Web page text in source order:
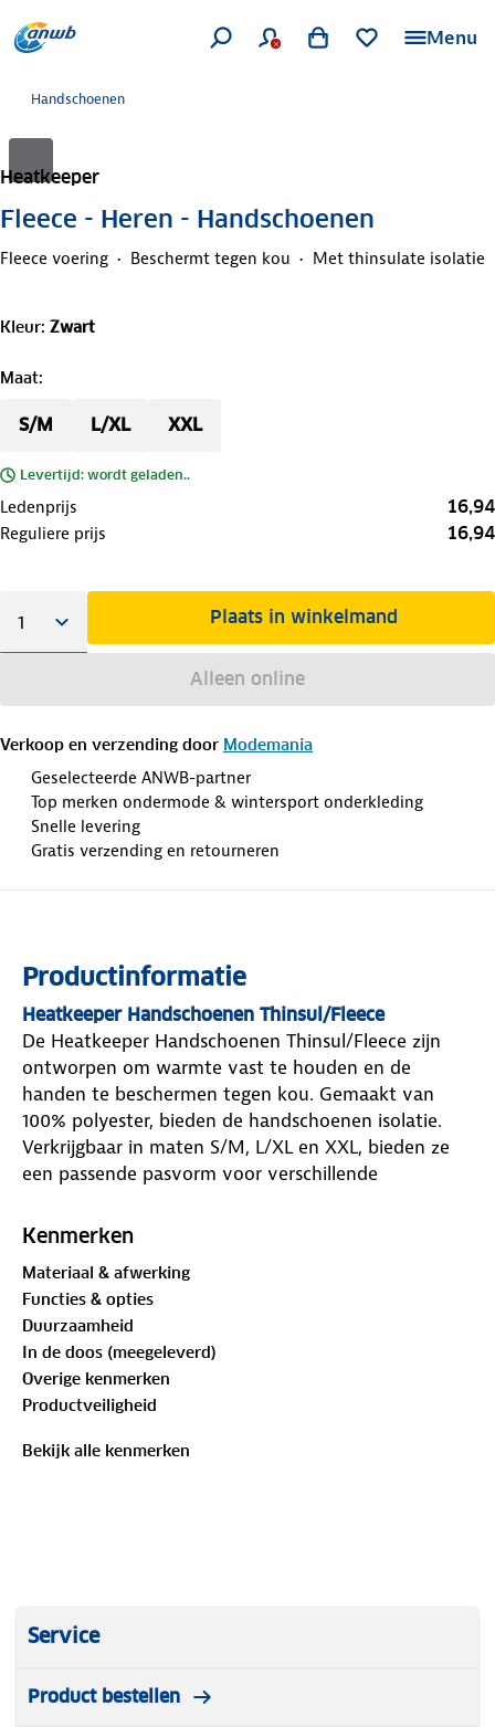
Menu
Handschoenen
Heatkeeper
Fleece - Heren - Handschoenen
Fleece voering Beschermt tegen kou Met thinsulate isolatie
Kleur: Zwart
Maat:
S/M L/XL XXL
Levertijd: wordt geladen..
Ledenprijs 16,94
Reguliere prijs 16,94
Plaats in winkelmand
Alleen online
Verkoop en verzending door Modemania
Geselecteerde ANWB-partner
Top merken ondermode & wintersport onderkleding
Snelle levering
Gratis verzending en retourneren
Productinformatie
Heatkeeper Handschoenen Thinsul/Fleece
De Heatkeeper Handschoenen Thinsul/Fleece zijn
ontworpen om warmte vast te houden en de
handen te beschermen tegen kou. Gemaakt van
100% polyester, bieden de handschoenen isolatie.
Verkrijgbaar in maten S/M, L/XL en XXL, bieden ze
een passende pasvorm voor verschillende
voor zowel mannen als vrouwen. Deze
buitenactiviteiten.
Heatkeeper Handschoenen Thinsul/Fleece
Merk: Heatkeeper
Inhoud: 1 paar Handschoenen
Maten: S/M, L/XL & XXL
Materiaal: 100% Polyester
Kenmerken
Materiaal & afwerking
Functies & opties
Duurzaamheid
In de doos (meegeleverd)
Overige kenmerken
Productveiligheid
Bekijk alle kenmerken
Service
Product bestellen